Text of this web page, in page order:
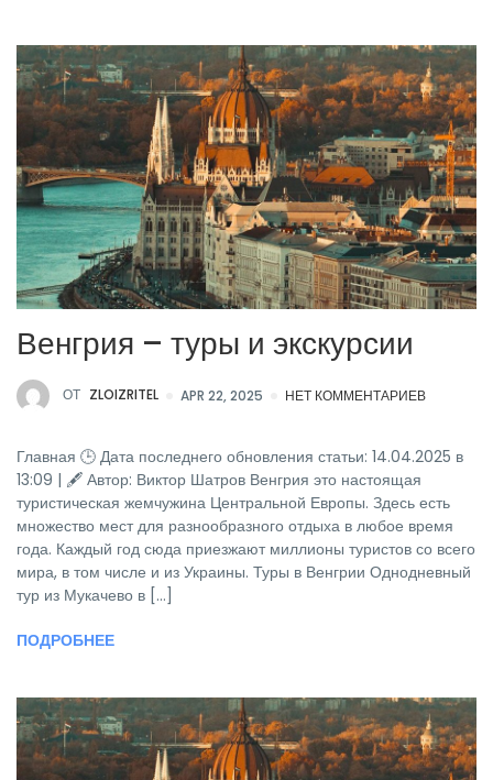
Венгрия – туры и экскурсии
ОТ ZLOIZRITEL APR 22, 2025 НЕТ КОММЕНТАРИЕВ
Главная 🕒 Дата последнего обновления статьи: 14.04.2025 в
13:09 | 🖋 Автор: Виктор Шатров Венгрия это настоящая
туристическая жемчужина Центральной Европы. Здесь есть
множество мест для разнообразного отдыха в любое время
года. Каждый год сюда приезжают миллионы туристов со всего
мира, в том числе и из Украины. Туры в Венгрии Однодневный
тур из Мукачево в [...]
ПОДРОБНЕЕ